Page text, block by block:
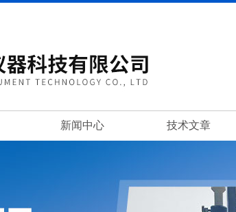
新闻中心 技术文章